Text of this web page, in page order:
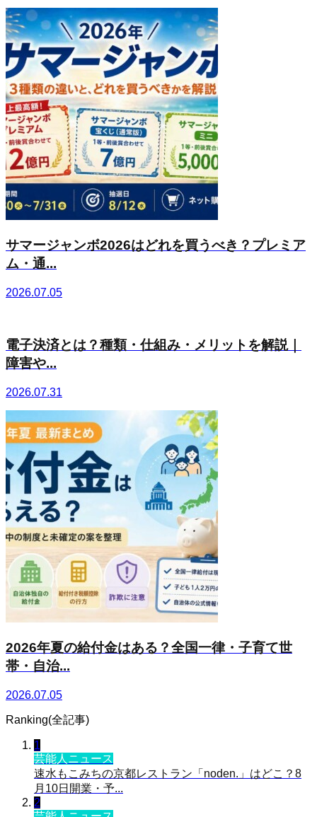
サマージャンボ2026はどれを買うべき？プレミア
ム・通...
2026.07.05
電子決済とは？種類・仕組み・メリットを解説｜
障害や...
2026.07.31
2026年夏の給付金はある？全国一律・子育て世
帯・自治...
2026.07.05
Ranking(全記事)
1
芸能人ニュース
速水もこみちの京都レストラン「noden.」はどこ？8
月10日開業・予...
2